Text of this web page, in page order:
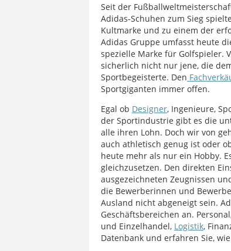
Seit der
Adidas-Schuhen zum Sieg
Kultmarke und zu einem der
Adidas Gruppe umfasst heute
spezielle Marke für Golfspieler.
sicherlich nicht nur jene, die
Sportbegeisterte. Den
Sportgiganten immer offen.
Egal ob Designer, Ingenieure,
der Sportindustrie gibt es die
alle ihren Lohn. Doch wir von
auch athletisch genug ist oder
heute mehr als nur ein Hobby.
gleichzusetzen. Den direkten
ausgezeichneten Zeugnissen
die Bewerberinnen und
Ausland nicht abgeneigt sein.
Geschäftsbereichen an.
und Einzelhandel, Logistik,
Datenbank und erfahren Sie,